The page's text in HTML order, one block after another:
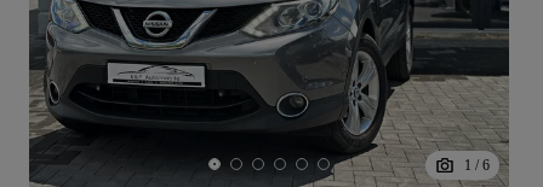
1 / 6